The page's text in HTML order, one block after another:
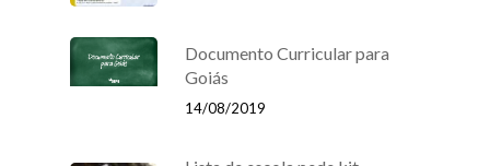
Documento Curricular para
Goiás
14/08/2019